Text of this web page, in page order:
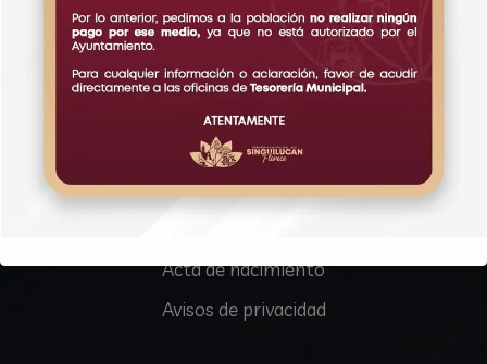
Ligas de interés
Gobierno Federal
Gobierno del Estado de Hidago
Acta de nacimiento
Avisos de privacidad